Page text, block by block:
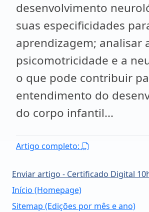
desenvolvimento
suas especificidades
aprendizagem; analisar
psicomotricidade e a
o que pode contribuir
entendimento do
do corpo infantil...
Artigo completo:
Enviar artigo - Certificado Digital
Início (Homepage)
Sitemap (Edições por mês e ano)